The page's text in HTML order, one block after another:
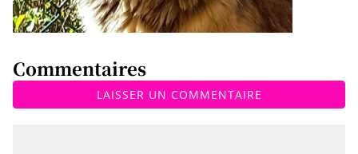
Commentaires
LAISSER UN COMMENTAIRE